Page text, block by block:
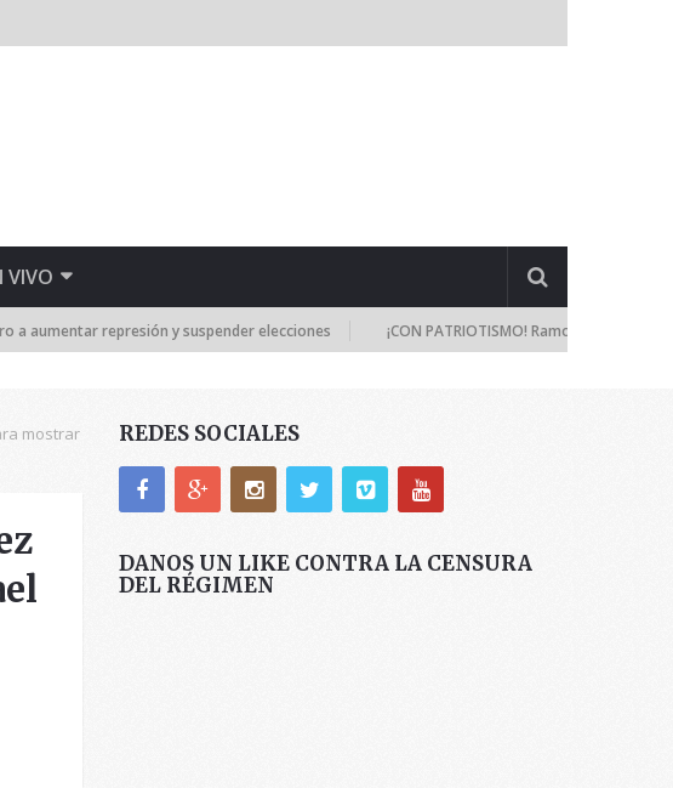
VIVO
represión y suspender elecciones ¡CON PATRIOTISMO! Ramos Allup: Los
mostrar
REDES SOCIALES
DANOS UN LIKE CONTRA LA CENSURA
DEL RÉGIMEN